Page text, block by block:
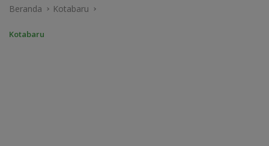
Beranda Kotabaru
Kotabaru